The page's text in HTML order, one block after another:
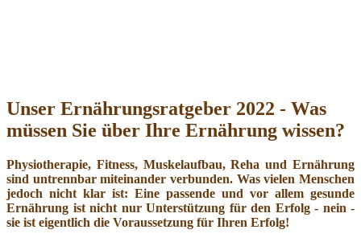
Unser Ernährungsratgeber 2022 - Was
müssen Sie über Ihre Ernährung wissen?
Physiotherapie, Fitness, Muskelaufbau, Reha und Ernährung
sind untrennbar miteinander verbunden. Was vielen Menschen
jedoch nicht klar ist: Eine passende und vor allem gesunde
Ernährung ist nicht nur Unterstützung für den Erfolg - nein -
sie ist eigentlich die Voraussetzung für Ihren Erfolg!